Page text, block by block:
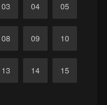
03 04 05
08 09 10
13 14 15